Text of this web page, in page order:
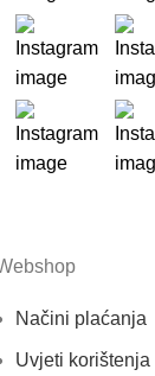
Načini plaćanja
Uvjeti korištenja